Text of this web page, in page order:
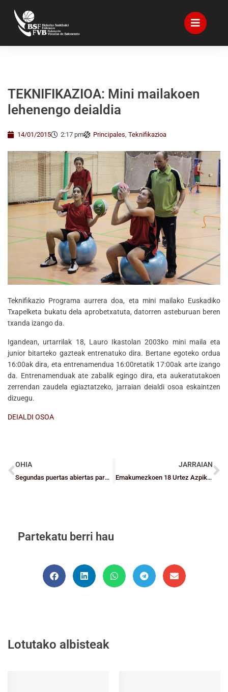
TEKNIFIKAZIOA: Mini mailakoen
lehenengo deialdia
14/01/2015 2:17 pm Principales, Teknifikazioa
Teknifikazio Programa aurrera doa, eta mini mailako Euskadiko
Txapelketa bukatu dela aprobetxatuta, datorren asteburuan beren
txanda izango da.
Igandean, urtarrilak 18, Lauro Ikastolan 2003ko mini maila eta
junior bitarteko gazteak entrenatuko dira. Bertane egoteko ordua
16:00ak dira, eta entrenamendua 16:00retatik 17:00ak arte izango
da. Entrenamenduak ate zabalik egingo dira, eta aukeratutakoen
zerrendan zaudela egiaztatzeko, jarraian deialdi osoa eskaintzen
dizuegu.
DEIALDI OSOA
OHIA
Segundas puertas abiertas para entrenadores en la reunión de Tecnificación
JARRAIAN
Emakumezkoen 18 Urtez Azpiko Nazioarteko VII. “Barakaldo Hiria” txapelketaren bideo laburpena
Partekatu berri hau
Lotutako albisteak